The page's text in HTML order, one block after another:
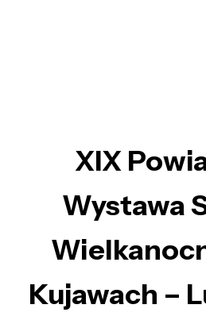
XIX
Wystawa
Kujawach –